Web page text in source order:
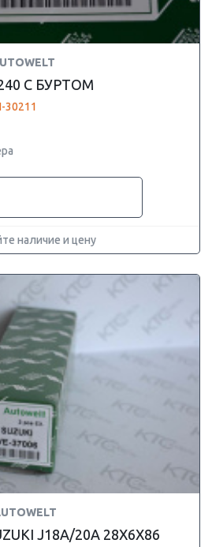
С БУРТОМ
30211
наличие и цену
J18A/20A 28X6X86